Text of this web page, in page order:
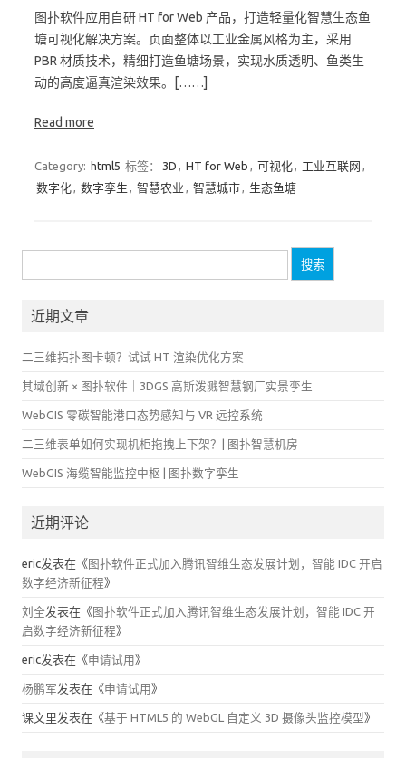
图扑软件应用自研 HT for Web 产品，打造轻量化智慧生态鱼
塘可视化解决方案。页面整体以工业金属风格为主，采用
PBR 材质技术，精细打造鱼塘场景，实现水质透明、鱼类生
动的高度逼真渲染效果。[……]
Read more
Category: html5 标签： 3D , HT for Web , 可视化, 工业互联网 ,
数字化, 数字孪生 , 智慧农业 , 智慧城市, 生态鱼塘
索：
近期文章
二三维拓扑图卡顿？试试 HT 渲染优化方案
其域创新 × 图扑软件｜3DGS 高斯泼溅智慧钢厂实景孪生
WebGIS 零碳智能港口态势感知与 VR 远控系统
二三维表单如何实现机柜拖拽上下架？| 图扑智慧机房
WebGIS 海缆智能监控中枢 | 图扑数字孪生
近期评论
eric发表在《 图扑软件正式加入腾讯智维生态发展计划，智能 IDC 开启
数字经济新征程》
刘全发表在《 图扑软件正式加入腾讯智维生态发展计划，智能 IDC 开
启数字经济新征程》
eric发表在《申请试用 》
杨鹏军发表在《申请试用 》
课文里发表在《基于 HTML5 的 WebGL 自定义 3D 摄像头监控模型》